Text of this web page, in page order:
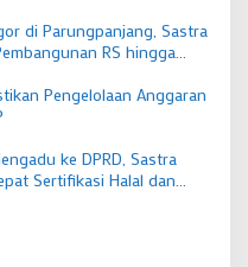
di Parungpanjang, Sastra
RS hingga
Pengelolaan Anggaran
ke DPRD, Sastra
Sertifikasi Halal dan